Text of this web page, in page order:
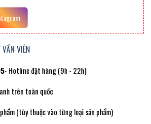
VIÊN
- Hotline đặt hàng (9h - 22h)
trên toàn quốc
(tùy thuộc vào từng loại sản phẩm)